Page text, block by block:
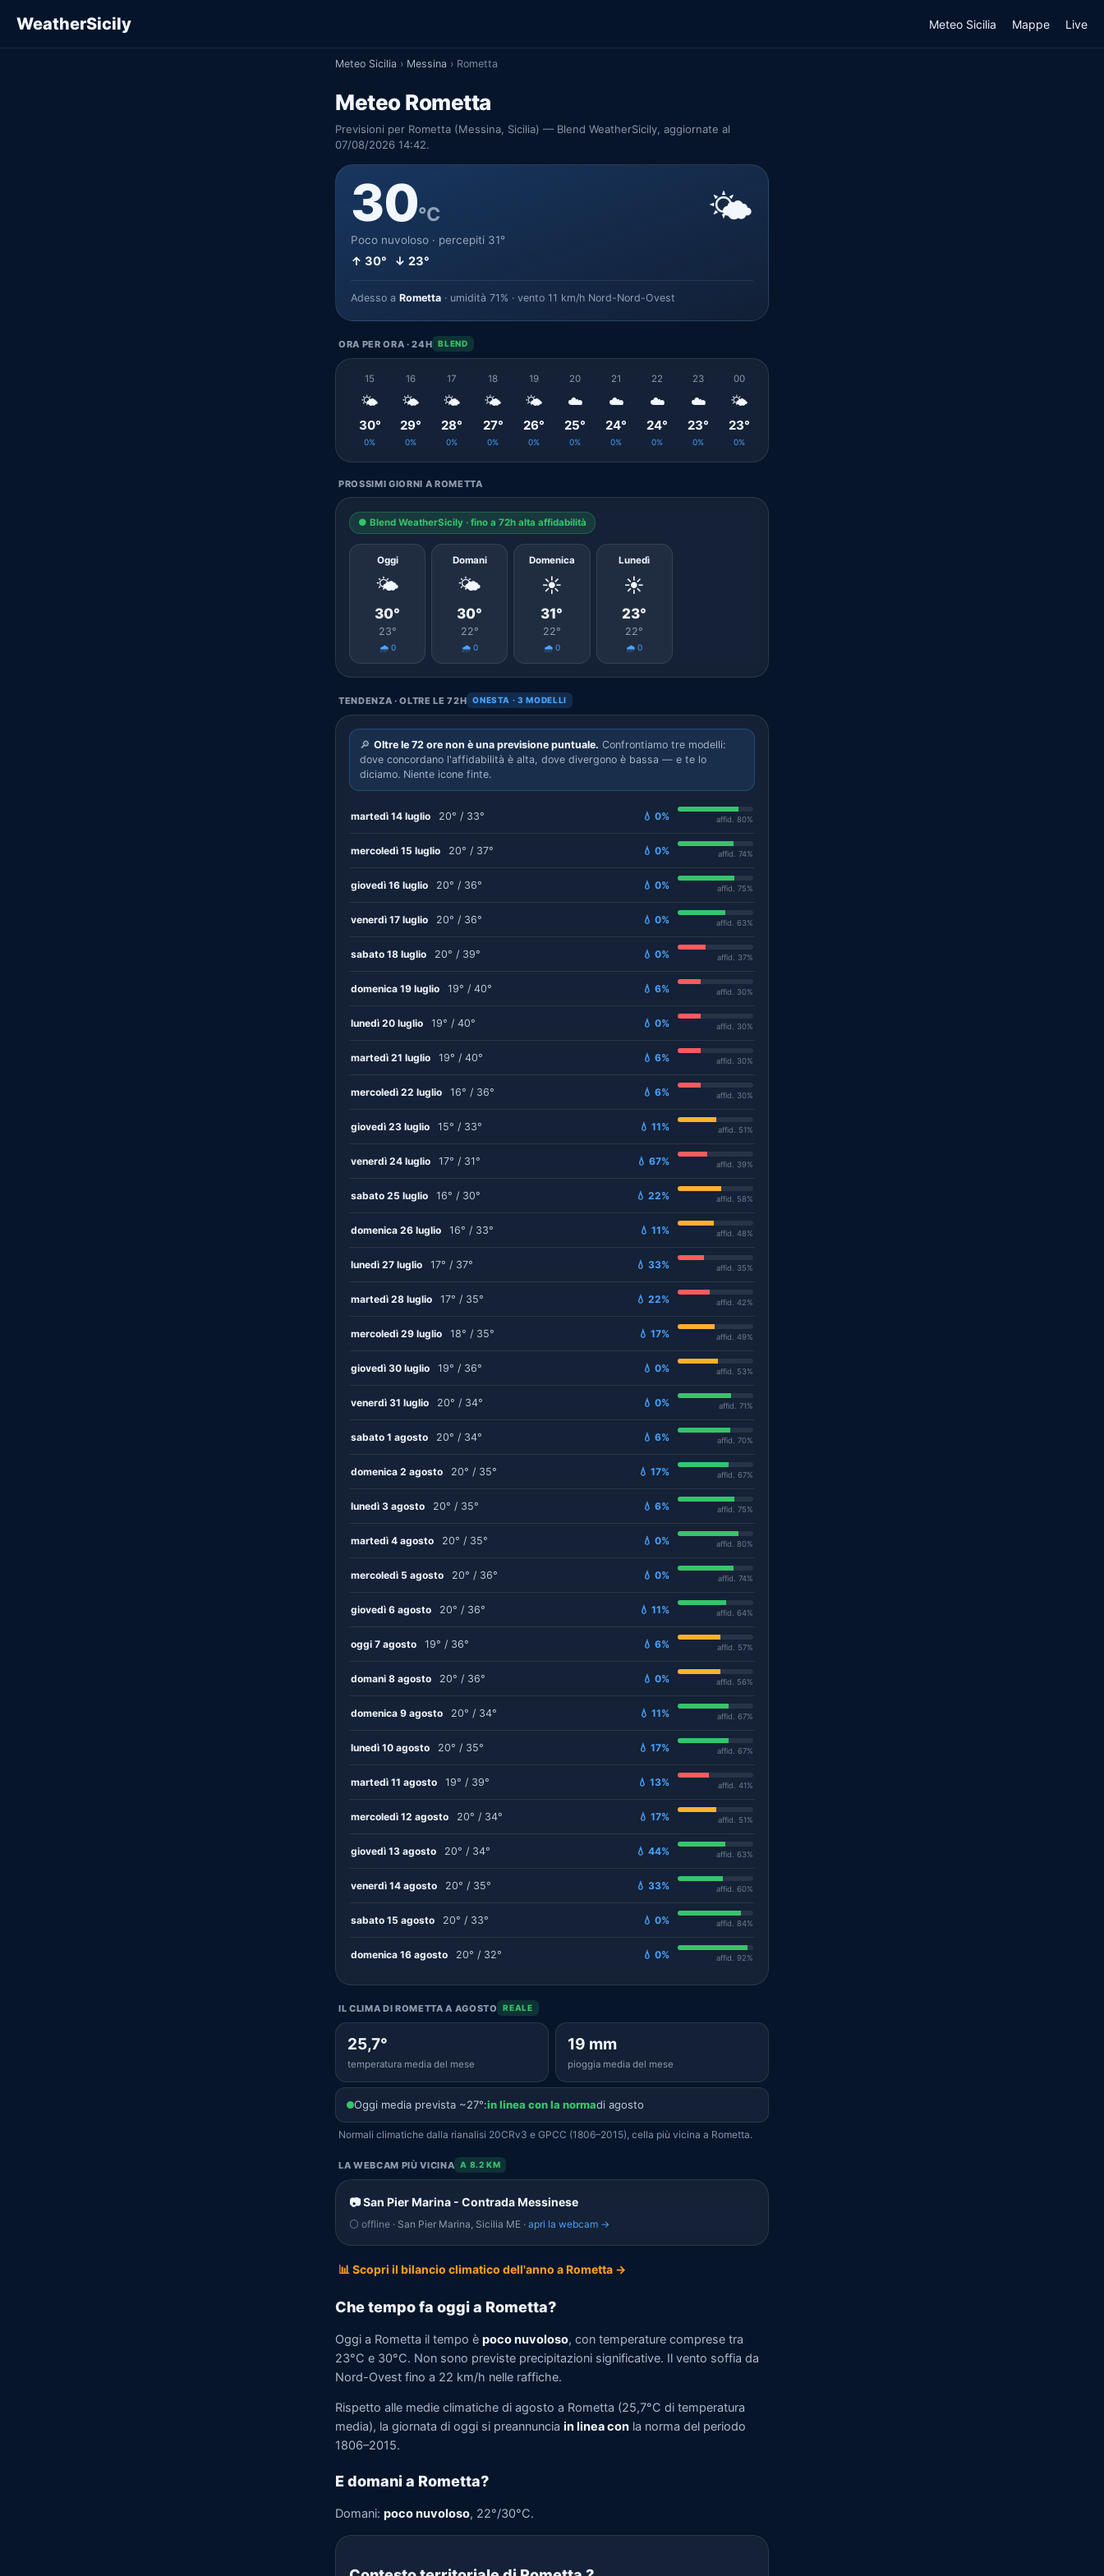
WeatherSicily Meteo Sicilia Mappe Live
Meteo Sicilia › Messina › Rometta
Meteo Rometta
Previsioni per Rometta (Messina, Sicilia) — Blend WeatherSicily, aggiornate al
07/08/2026 14:42.
30°C
Poco nuvoloso · percepiti 31°
↑ 30° ↓ 23°
🌤️
Adesso a Rometta · umidità 71% · vento 11 km/h Nord-Nord-Ovest
ORA PER ORA · 24H BLEND
15
🌤️
30°
0%
16
🌤️
29°
0%
17
🌤️
28°
0%
18
🌤️
27°
0%
19
🌤️
26°
0%
20
☁️
25°
0%
21
☁️
24°
0%
22
☁️
24°
0%
23
☁️
23°
0%
00
🌤️
23°
0%
PROSSIMI GIORNI A ROMETTA
● Blend WeatherSicily · fino a 72h alta affidabilità
Oggi
🌤️
30°
23°
🌧️ 0
Domani
🌤️
30°
22°
🌧️ 0
Domenica
☀️
31°
22°
🌧️ 0
Lunedì
☀️
23°
22°
🌧️ 0
TENDENZA · OLTRE LE 72H ONESTA · 3 MODELLI
🔎 Oltre le 72 ore non è una previsione puntuale. Confrontiamo tre modelli:
dove concordano l'affidabilità è alta, dove divergono è bassa — e te lo
diciamo. Niente icone finte.
martedì 14 luglio 20° / 33° 💧 0% affid. 80%
mercoledì 15 luglio 20° / 37° 💧 0% affid. 74%
giovedì 16 luglio 20° / 36° 💧 0% affid. 75%
venerdì 17 luglio 20° / 36° 💧 0% affid. 63%
sabato 18 luglio 20° / 39° 💧 0% affid. 37%
domenica 19 luglio 19° / 40° 💧 6% affid. 30%
lunedì 20 luglio 19° / 40° 💧 0% affid. 30%
martedì 21 luglio 19° / 40° 💧 6% affid. 30%
mercoledì 22 luglio 16° / 36° 💧 6% affid. 30%
giovedì 23 luglio 15° / 33° 💧 11% affid. 51%
venerdì 24 luglio 17° / 31° 💧 67% affid. 39%
sabato 25 luglio 16° / 30° 💧 22% affid. 58%
domenica 26 luglio 16° / 33° 💧 11% affid. 48%
lunedì 27 luglio 17° / 37° 💧 33% affid. 35%
martedì 28 luglio 17° / 35° 💧 22% affid. 42%
mercoledì 29 luglio 18° / 35° 💧 17% affid. 49%
giovedì 30 luglio 19° / 36° 💧 0% affid. 53%
venerdì 31 luglio 20° / 34° 💧 0% affid. 71%
sabato 1 agosto 20° / 34° 💧 6% affid. 70%
domenica 2 agosto 20° / 35° 💧 17% affid. 67%
lunedì 3 agosto 20° / 35° 💧 6% affid. 75%
martedì 4 agosto 20° / 35° 💧 0% affid. 80%
mercoledì 5 agosto 20° / 36° 💧 0% affid. 74%
giovedì 6 agosto 20° / 36° 💧 11% affid. 64%
oggi 7 agosto 19° / 36° 💧 6% affid. 57%
domani 8 agosto 20° / 36° 💧 0% affid. 56%
domenica 9 agosto 20° / 34° 💧 11% affid. 67%
lunedì 10 agosto 20° / 35° 💧 17% affid. 67%
martedì 11 agosto 19° / 39° 💧 13% affid. 41%
mercoledì 12 agosto 20° / 34° 💧 17% affid. 51%
giovedì 13 agosto 20° / 34° 💧 44% affid. 63%
venerdì 14 agosto 20° / 35° 💧 33% affid. 60%
sabato 15 agosto 20° / 33° 💧 0% affid. 84%
domenica 16 agosto 20° / 32° 💧 0% affid. 92%
IL CLIMA DI ROMETTA A AGOSTO REALE
25,7°
temperatura media del mese
19 mm
pioggia media del mese
Oggi media prevista ~27°:in linea con la normadi agosto
Normali climatiche dalla rianalisi 20CRv3 e GPCC (1806–2015), cella più vicina a Rometta.
LA WEBCAM PIÙ VICINA A 8.2 KM
📷 San Pier Marina - Contrada Messinese
⚪ offline · San Pier Marina, Sicilia ME · apri la webcam →
📊 Scopri il bilancio climatico dell'anno a Rometta →
Che tempo fa oggi a Rometta?
Oggi a Rometta il tempo è poco nuvoloso, con temperature comprese tra
23°C e 30°C. Non sono previste precipitazioni significative. Il vento soffia da
Nord-Ovest fino a 22 km/h nelle raffiche.
Rispetto alle medie climatiche di agosto a Rometta (25,7°C di temperatura
media), la giornata di oggi si preannuncia in linea con la norma del periodo
1806–2015.
E domani a Rometta?
Domani: poco nuvoloso, 22°/30°C.